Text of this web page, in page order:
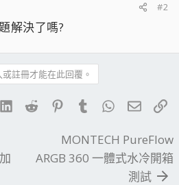
#2
解決了嗎?
註冊才能在此回覆。
LinkedIn
Reddit PinterestTumblrWhatsApp
電子
MONTECH PureFlow
ARGB 360 一體式水冷開箱
測試